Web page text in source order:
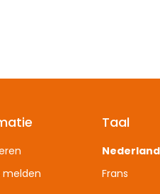
melden
Taal
Frans